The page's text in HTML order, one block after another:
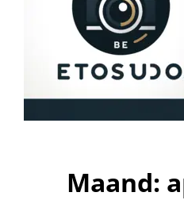
Maand: